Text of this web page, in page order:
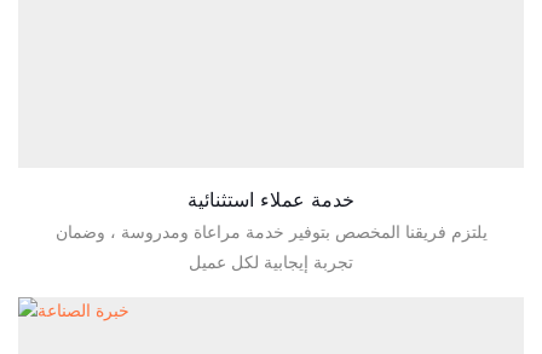
خدمة عملاء استثنائية
يلتزم فريقنا المخصص بتوفير خدمة مراعاة ومدروسة ، وضمان
تجربة إيجابية لكل عميل